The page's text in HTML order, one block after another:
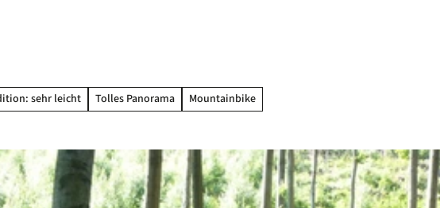
sehr leicht Tolles Panorama Mountainbike